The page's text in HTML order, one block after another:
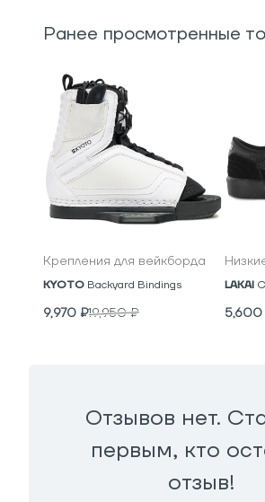
Ранее просмотренные
Крепления для вейкборда
KYOTO Backyard Bindings
9,970 ₽19,950₽
LAKAI
5,600
Отзывов нет.
первым, кто
отзыв!